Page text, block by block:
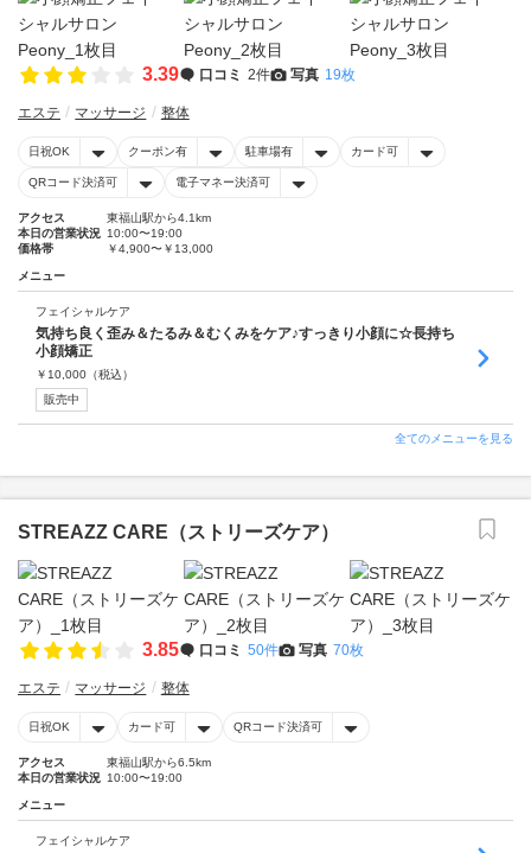
3.39 口コミ 2件 写真 19枚
エステ マッサージ 整体
日祝OK クーポン有 駐車場有 カード可
QRコード決済可 電子マネー決済可
アクセス
東福山駅から4.1km
本日の営業状況 10:00〜19:00
価格帯
￥4,900〜￥13,000
メニュー
フェイシャルケア
気持ち良く歪み＆たるみ＆むくみをケア♪すっきり小顔に☆長持ち
小顔矯正
￥ 10,000 （税込）
販売中
全てのメニューを見る
STREAZZ CARE（ストリーズケア）
3.85 口コミ 50件 写真 70枚
エステ マッサージ 整体
日祝OK カード可 QRコード決済可
アクセス
東福山駅から6.5km
本日の営業状況 10:00〜19:00
メニュー
フェイシャルケア